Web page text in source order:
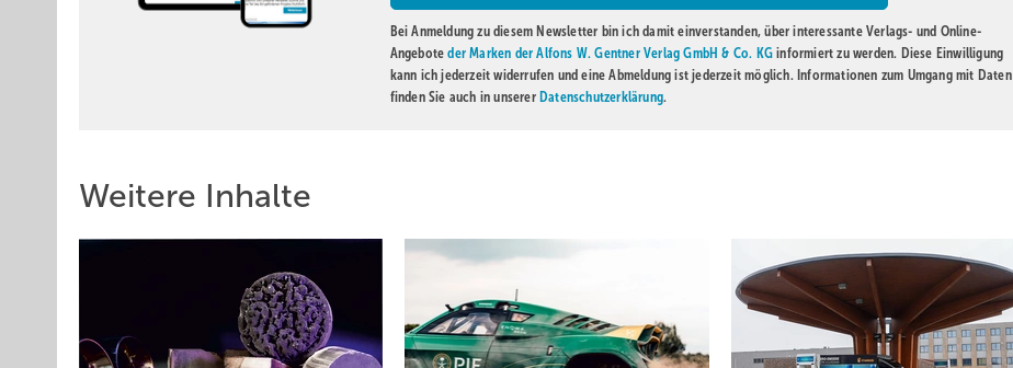
Bei Anmeldung zu diesem Newsletter bin ich damit einverstanden, über interessante Verlags- und Online-
Angeboteder Marken der Alfons W. Gentner Verlag GmbH & Co. KG informiert zu werden. Diese Einwilligung
kann ich jederzeit widerrufen und eine Abmeldung ist jederzeit möglich. Informationen zum Umgang mit Daten
finden Sie auch in unserer Datenschutzerklärung.
Weitere Inhalte